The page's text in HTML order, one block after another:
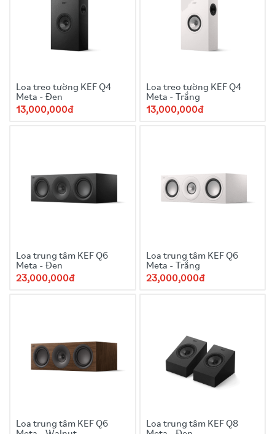
Loa treo tường KEF Q4
Meta - Đen
13,000,000đ
Loa treo tường KEF Q4
Meta - Trắng
13,000,000đ
Loa trung tâm KEF Q6
Meta - Đen
23,000,000đ
Loa trung tâm KEF Q6
Meta - Trắng
23,000,000đ
Loa trung tâm KEF Q6
Loa trung tâm KEF Q8